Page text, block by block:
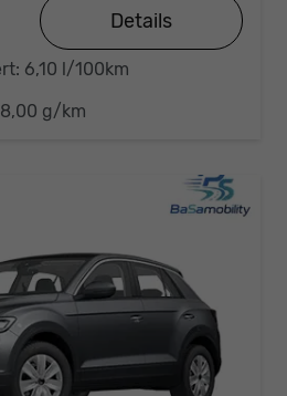
Details
6,10 l/100km
g/km